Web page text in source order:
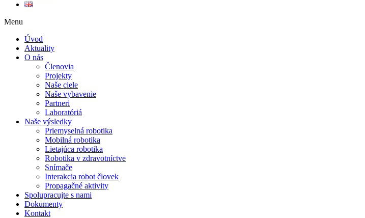
Menu
Úvod
Aktuality
O nás
Členovia
Projekty
Naše ciele
Naše vybavenie
Partneri
Laboratóriá
Naše výsledky
Priemyselná robotika
Mobilná robotika
Lietajúca robotika
Robotika v zdravotníctve
Snímače
Interakcia robot človek
Propagačné aktivity
Spolupracujte s nami
Dokumenty
Kontakt